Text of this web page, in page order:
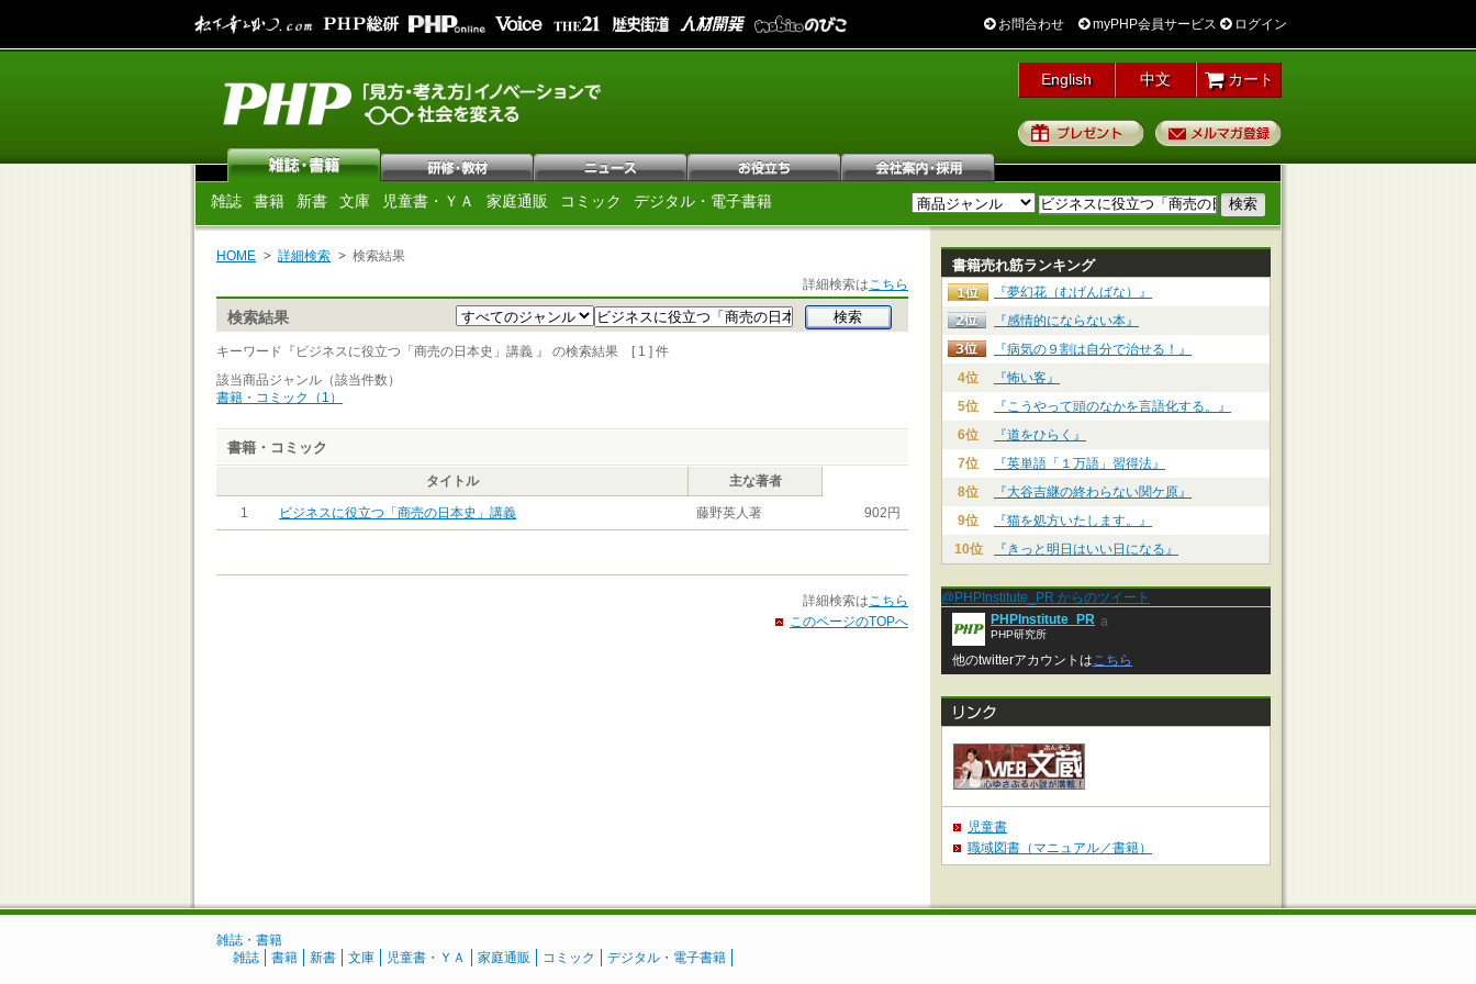
お問合わせ myPHP会員サービス ログイン
English 中文 カート
プレゼント
雑誌 書籍 新書 文庫 児童書・ＹＡ 家庭通販 コミック デジタル・電子書籍
HOME 詳細検索
検索結果
詳細検索はこちら
検索結果
キーワード『ビジネスに役立つ「商売の日本史」講義 』 の検索結果 [ 1 ] 件
該当商品ジャンル（該当件数）
書籍・コミック（1）
書籍・コミック
タイトル 主な著者
1 ビジネスに役立つ「商売の日本史」講義 藤野英人著 902円
詳細検索はこちら
このページのTOPへ
書籍売れ筋ランキング
『夢幻花（むげんばな）』
『感情的にならない本』
『病気の９割は自分で治せる！』
4位
『怖い客』
5位
『こうやって頭のなかを言語化する。』
6位
『道をひらく』
7位
『英単語「１万語」習得法』
8位
『大谷吉継の終わらない関ケ原』
9位
『猫を処方いたします。』
10位
『きっと明日はいい日になる』
@PHPInstitute_PR からのツイート
PHPInstitute_PR
PHP研究所
a
他のtwitterアカウントはこちら
児童書
職域図書（マニュアル／書籍）
雑誌・書籍
雑誌
書籍 新書 文庫 児童書・ＹＡ 家庭通販 コミック デジタル・電子書籍